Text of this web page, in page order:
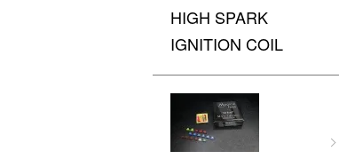
HIGH SPARK
IGNITION COIL